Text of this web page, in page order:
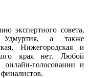
экспертного совета,
Удмуртия, а также
Нижегородская и
края нет. Любой
голосовании и